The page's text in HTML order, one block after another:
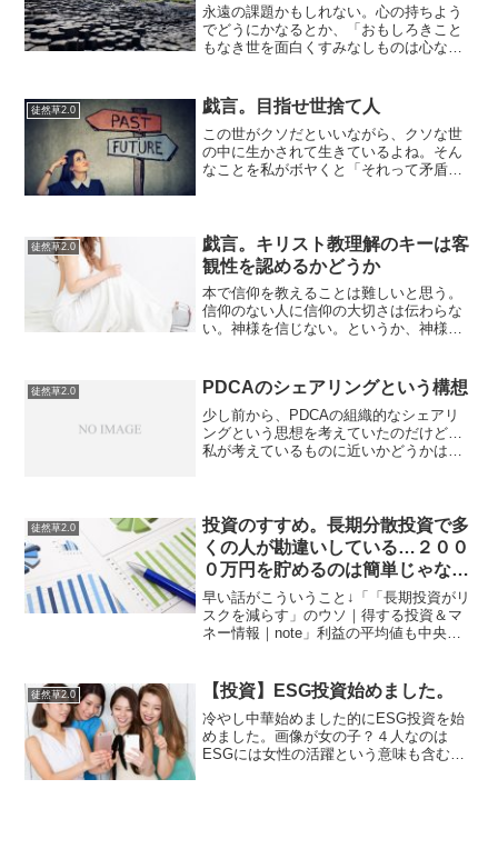
永遠の課題かもしれない。心の持ちよう
でどうにかなるとか、「おもしろきこと
もなき世を面白くすみなしものは心なり
ると、いよいよ○グルイする。自分勝手さ
を承知で言えば、自分は...
徒然草2.0 戯言。目指せ世捨て人
この世がクソだといいながら、クソな世
の中に生かされて生きているよね。そん
なことを私がボヤくと「それって矛盾し
の中で生きていたらダメな...
徒然草2.0
戯言。キリスト教理解のキーは客
観性を認めるかどうか
本で信仰を教えることは難しいと思う。
信仰のない人に信仰の大切さは伝わらな
い。神様を信じない。というか、神様と
つがどのように作用するか？によってそ
の日本人の行動が決まる。...
徒然草2.0 PDCAのシェアリングという構想
少し前から、PDCAの組織的なシェアリ
ングという思想を考えていたのだけど…
私が考えているものに近いかどうかは別
同開発以下は...
徒然草2.0
投資のすすめ。長期分散投資で多
くの人が勘違いしている…２００
０万円を貯めるのは簡単じゃない
かも！
早い話がこういうこと↓「「長期投資がリ
スクを減らす」のウソ｜得する投資＆マ
ネー情報｜note」利益の平均値も中央値
ならない理由と同様で、儲かったパター
ンの人が大きく平均...
徒然草2.0 【投資】ESG投資始めました。
冷やし中華始めました的にESG投資を始
めました。画像が女の子？４人なのは
ESGには女性の活躍という意味も含むか